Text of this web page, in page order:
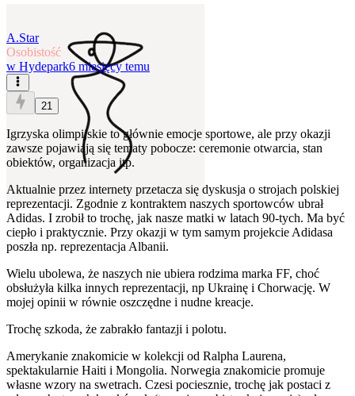
A.Star
Osobistość
w Hydepark6 miesięcy temu
21
Igrzyska olimpijskie to głównie emocje sportowe, ale przy okazji
zawsze pojawiają się tematy pobocze: ceremonie otwarcia, stan
obiektów, organizacja itp.
Aktualnie przez internety przetacza się dyskusja o strojach polskiej
reprezentacji. Zgodnie z kontraktem naszych sportowców ubrał
Adidas. I zrobił to trochę, jak nasze matki w latach 90-tych. Ma być
ciepło i praktycznie. Przy okazji w tym samym projekcie Adidasa
poszła np. reprezentacja Albanii.
Wielu ubolewa, że naszych nie ubiera rodzima marka FF, choć
obsłużyła kilka innych reprezentacji, np Ukrainę i Chorwację. W
mojej opinii w równie oszczędne i nudne kreacje.
Trochę szkoda, że zabrakło fantazji i polotu.
Amerykanie znakomicie w kolekcji od Ralpha Laurena,
spektakularnie Haiti i Mongolia. Norwegia znakomicie promuje
własne wzory na swetrach. Czesi pociesznie, trochę jak postaci z